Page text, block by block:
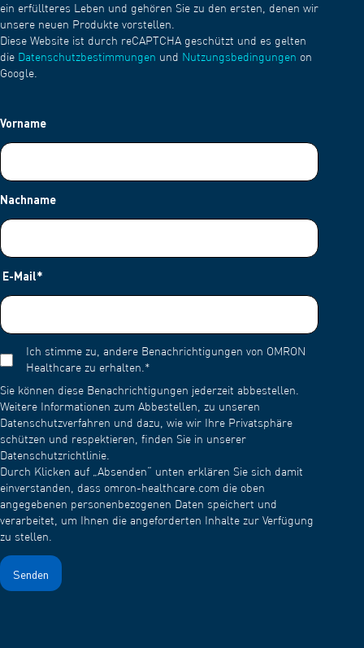
ein erfüllteres Leben und gehören Sie zu den ersten, denen wir
unsere neuen Produkte vorstellen.
Diese Website ist durch reCAPTCHA geschützt und es gelten
die Datenschutzbestimmungen und Nutzungsbedingungen on
Google.
Vorname
Nachname
E-Mail*
Ich stimme zu, andere Benachrichtigungen von OMRON
Healthcare zu erhalten.*
Sie können diese Benachrichtigungen jederzeit abbestellen.
Weitere Informationen zum Abbestellen, zu unseren
Datenschutzverfahren und dazu, wie wir Ihre Privatsphäre
schützen und respektieren, finden Sie in unserer
Datenschutzrichtlinie.
Durch Klicken auf „Absenden“ unten erklären Sie sich damit
einverstanden, dass omron-healthcare.com die oben
angegebenen personenbezogenen Daten speichert und
verarbeitet, um Ihnen die angeforderten Inhalte zur Verfügung
zu stellen.